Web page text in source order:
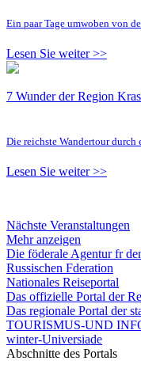
Ein paar Tage umwoben von
Lesen Sie weiter >>
7 Wunder der Region
Die reichste Wandertour
Lesen Sie weiter >>
Nächste Veranstaltungen
Mehr anzeigen
Die föderale Agentur fr
Russischen Fderation
Nationales Reiseportal
Das offizielle Portal der
Das regionale Portal der
TOURISMUS-UND
winter-Universiade
Abschnitte des Portals